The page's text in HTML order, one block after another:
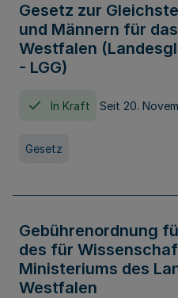
Gesetz zur
und Männern für
Westfalen
- LGG)
In Kraft Seit 20.
Gesetz
Gebührenordnung
des für
Ministeriums des
Westfalen